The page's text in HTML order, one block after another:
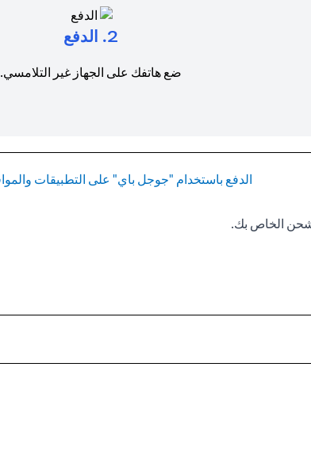
2. الدفع
ضع هاتفك على الجهاز غير التلامسي.
الدفع باستخدام "جوجل باي" على التطبيقات
الخاص بك.